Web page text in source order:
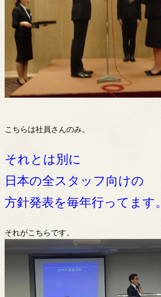
こちらは社員さんのみ。
それとは別に
日本の全スタッフ向けの
方針発表を毎年行ってます。
それがこちらです。